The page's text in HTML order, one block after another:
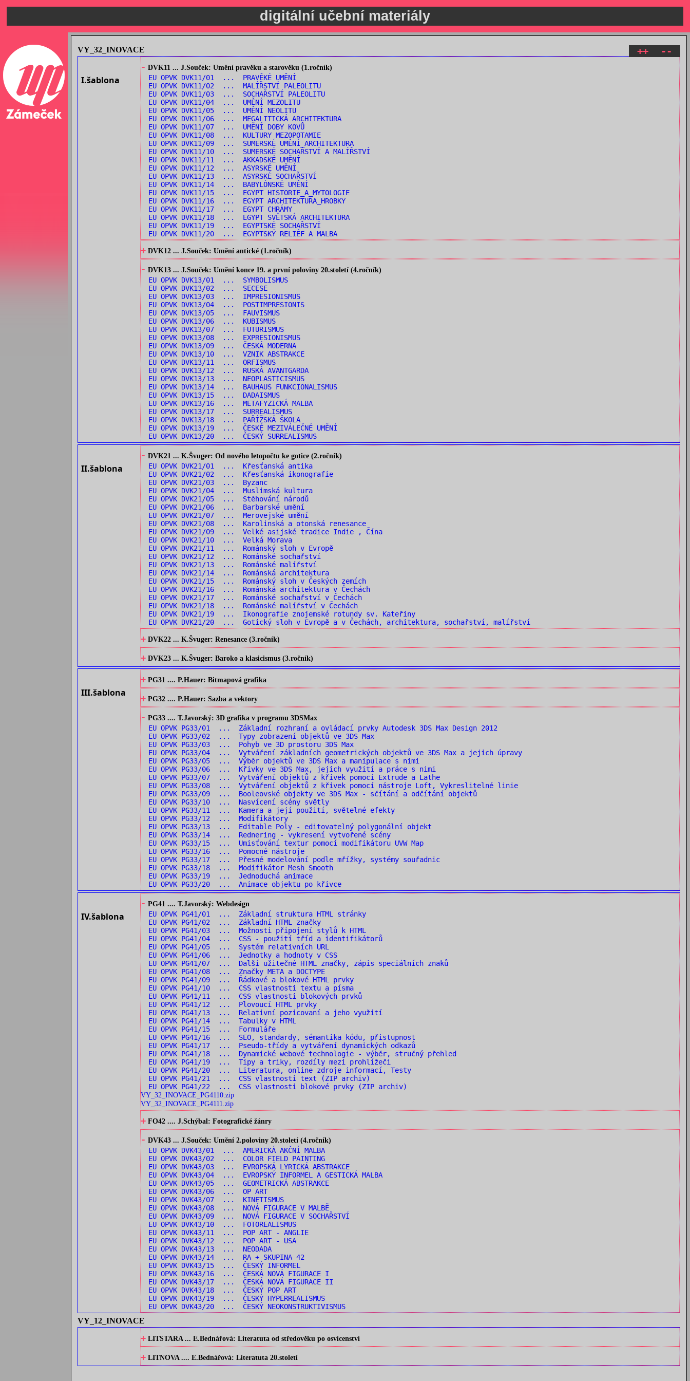
digitální učební materiály
++ --
VY_32_INOVACE
I.šablona
- DVK11 ... J.Souček: Umění pravěku a starověku (1.ročník)
EU OPVK DVK11/01 ... PRAVĚKÉ UMĚNÍ
EU OPVK DVK11/02 ... MALÍŘSTVÍ PALEOLITU
EU OPVK DVK11/03 ... SOCHAŘSTVÍ PALEOLITU
EU OPVK DVK11/04 ... UMĚNÍ MEZOLITU
EU OPVK DVK11/05 ... UMĚNÍ NEOLITU
EU OPVK DVK11/06 ... MEGALITICKÁ ARCHITEKTURA
EU OPVK DVK11/07 ... UMĚNÍ DOBY KOVŮ
EU OPVK DVK11/08 ... KULTURY MEZOPOTAMIE
EU OPVK DVK11/09 ... SUMERSKÉ UMĚNÍ_ARCHITEKTURA
EU OPVK DVK11/10 ... SUMERSKÉ SOCHAŘSTVÍ A MALÍŘSTVÍ
EU OPVK DVK11/11 ... AKKADSKÉ UMĚNÍ
EU OPVK DVK11/12 ... ASYRSKÉ UMĚNÍ
EU OPVK DVK11/13 ... ASYRSKÉ SOCHAŘSTVÍ
EU OPVK DVK11/14 ... BABYLÓNSKÉ UMĚNÍ
EU OPVK DVK11/15 ... EGYPT HISTORIE_A_MYTOLOGIE
EU OPVK DVK11/16 ... EGYPT ARCHITEKTURA_HROBKY
EU OPVK DVK11/17 ... EGYPT CHRÁMY
EU OPVK DVK11/18 ... EGYPT SVĚTSKÁ ARCHITEKTURA
EU OPVK DVK11/19 ... EGYPTSKÉ SOCHAŘSTVÍ
EU OPVK DVK11/20 ... EGYPTSKÝ RELIÉF A MALBA
+ DVK12 ... J.Souček: Umění antické (1.ročník)
- DVK13 ... J.Souček: Umění konce 19. a první poloviny 20.století (4.ročník)
EU OPVK DVK13/01 ... SYMBOLISMUS
EU OPVK DVK13/02 ... SECESE
EU OPVK DVK13/03 ... IMPRESIONISMUS
EU OPVK DVK13/04 ... POSTIMPRESIONIS
EU OPVK DVK13/05 ... FAUVISMUS
EU OPVK DVK13/06 ... KUBISMUS
EU OPVK DVK13/07 ... FUTURISMUS
EU OPVK DVK13/08 ... EXPRESIONISMUS
EU OPVK DVK13/09 ... ČESKÁ MODERNA
EU OPVK DVK13/10 ... VZNIK ABSTRAKCE
EU OPVK DVK13/11 ... ORFISMUS
EU OPVK DVK13/12 ... RUSKÁ AVANTGARDA
EU OPVK DVK13/13 ... NEOPLASTICISMUS
EU OPVK DVK13/14 ... BAUHAUS FUNKCIONALISMUS
EU OPVK DVK13/15 ... DADAISMUS
EU OPVK DVK13/16 ... METAFYZICKÁ MALBA
EU OPVK DVK13/17 ... SURREALISMUS
EU OPVK DVK13/18 ... PAŘÍŽSKÁ ŠKOLA
EU OPVK DVK13/19 ... ČESKÉ MEZIVÁLEČNÉ UMĚNÍ
EU OPVK DVK13/20 ... ČESKÝ SURREALISMUS
II.šablona
- DVK21 ... K.Švuger: Od nového letopočtu ke gotice (2.ročník)
EU OPVK DVK21/01 ... Křesťanská antika
EU OPVK DVK21/02 ... Křesťanská ikonografie
EU OPVK DVK21/03 ... Byzanc
EU OPVK DVK21/04 ... Muslimská kultura
EU OPVK DVK21/05 ... Stěhování národů
EU OPVK DVK21/06 ... Barbarské umění
EU OPVK DVK21/07 ... Merovejské umění
EU OPVK DVK21/08 ... Karolinská a otonská renesance
EU OPVK DVK21/09 ... Velké asijské tradice Indie , Čína
EU OPVK DVK21/10 ... Velká Morava
EU OPVK DVK21/11 ... Románský sloh v Evropě
EU OPVK DVK21/12 ... Románské sochařství
EU OPVK DVK21/13 ... Románské malířství
EU OPVK DVK21/14 ... Románská architektura
EU OPVK DVK21/15 ... Románský sloh v Českých zemích
EU OPVK DVK21/16 ... Románská architektura v Čechách
EU OPVK DVK21/17 ... Románské sochařství v Čechách
EU OPVK DVK21/18 ... Románské malířství v Čechách
EU OPVK DVK21/19 ... Ikonografie znojemské rotundy sv. Kateřiny
EU OPVK DVK21/20 ... Gotický sloh v Evropě a v Čechách, architektura, sochařství, malířství
+ DVK22 ... K.Švuger: Renesance (3.ročník)
+ DVK23 ... K.Švuger: Baroko a klasicismus (3.ročník)
III.šablona
+ PG31 .... P.Hauer: Bitmapová grafika
+ PG32 .... P.Hauer: Sazba a vektory
- PG33 .... T.Javorský: 3D grafika v programu 3DSMax
EU OPVK PG33/01 ... Základní rozhraní a ovládací prvky Autodesk 3DS Max Design 2012
EU OPVK PG33/02 ... Typy zobrazení objektů ve 3DS Max
EU OPVK PG33/03 ... Pohyb ve 3D prostoru 3DS Max
EU OPVK PG33/04 ... Vytváření základních geometrických objektů ve 3DS Max a jejich úpravy
EU OPVK PG33/05 ... Výběr objektů ve 3DS Max a manipulace s nimi
EU OPVK PG33/06 ... Křivky ve 3DS Max, jejich využití a práce s nimi
EU OPVK PG33/07 ... Vytváření objektů z křivek pomocí Extrude a Lathe
EU OPVK PG33/08 ... Vytváření objektů z křivek pomocí nástroje Loft, Vykreslitelné linie
EU OPVK PG33/09 ... Booleovské objekty ve 3DS Max - sčítání a odčítání objektů
EU OPVK PG33/10 ... Nasvícení scény světly
EU OPVK PG33/11 ... Kamera a její použití, světelné efekty
EU OPVK PG33/12 ... Modifikátory
EU OPVK PG33/13 ... Editable Poly - editovatelný polygonální objekt
EU OPVK PG33/14 ... Rednering - vykresení vytvořené scény
EU OPVK PG33/15 ... Umisťování textur pomocí modifikátoru UVW Map
EU OPVK PG33/16 ... Pomocné nástroje
EU OPVK PG33/17 ... Přesné modelování podle mřížky, systémy souřadnic
EU OPVK PG33/18 ... Modifikátor Mesh Smooth
EU OPVK PG33/19 ... Jednoduchá animace
EU OPVK PG33/20 ... Animace objektu po křivce
IV.šablona
- PG41 .... T.Javorský: Webdesign
EU OPVK PG41/01 ... Základní struktura HTML stránky
EU OPVK PG41/02 ... Základní HTML značky
EU OPVK PG41/03 ... Možnosti připojení stylů k HTML
EU OPVK PG41/04 ... CSS - použití tříd a identifikátorů
EU OPVK PG41/05 ... Systém relativních URL
EU OPVK PG41/06 ... Jednotky a hodnoty v CSS
EU OPVK PG41/07 ... Další užitečné HTML značky, zápis speciálních znaků
EU OPVK PG41/08 ... Značky META a DOCTYPE
EU OPVK PG41/09 ... Řádkové a blokové HTML prvky
EU OPVK PG41/10 ... CSS vlastnosti textu a písma
EU OPVK PG41/11 ... CSS vlastnosti blokových prvků
EU OPVK PG41/12 ... Plovoucí HTML prvky
EU OPVK PG41/13 ... Relativní pozicovaní a jeho využití
EU OPVK PG41/14 ... Tabulky v HTML
EU OPVK PG41/15 ... Formuláře
EU OPVK PG41/16 ... SEO, standardy, sémantika kódu, přistupnost
EU OPVK PG41/17 ... Pseudo-třídy a vytváření dynamických odkazů
EU OPVK PG41/18 ... Dynamické webové technologie - výběr, stručný přehled
EU OPVK PG41/19 ... Tipy a triky, rozdíly mezi prohlížeči
EU OPVK PG41/20 ... Literatura, online zdroje informací, Testy
EU OPVK PG41/21 ... CSS vlastnosti text (ZIP archiv)
EU OPVK PG41/22 ... CSS vlastnosti blokové prvky (ZIP archiv)
VY_32_INOVACE_PG4110.zip
VY_32_INOVACE_PG4111.zip
+ FO42 .... J.Schýbal: Fotografické žánry
- DVK43 ... J.Souček: Umění 2.poloviny 20.století (4.ročník)
EU OPVK DVK43/01 ... AMERICKÁ AKČNÍ MALBA
EU OPVK DVK43/02 ... COLOR FIELD PAINTING
EU OPVK DVK43/03 ... EVROPSKÁ LYRICKÁ ABSTRAKCE
EU OPVK DVK43/04 ... EVROPSKÝ INFORMEL A GESTICKÁ MALBA
EU OPVK DVK43/05 ... GEOMETRICKÁ ABSTRAKCE
EU OPVK DVK43/06 ... OP ART
EU OPVK DVK43/07 ... KINETISMUS
EU OPVK DVK43/08 ... NOVÁ FIGURACE V MALBĚ
EU OPVK DVK43/09 ... NOVÁ FIGURACE V SOCHAŘSTVÍ
EU OPVK DVK43/10 ... FOTOREALISMUS
EU OPVK DVK43/11 ... POP ART - ANGLIE
EU OPVK DVK43/12 ... POP ART - USA
EU OPVK DVK43/13 ... NEODADA
EU OPVK DVK43/14 ... RA + SKUPINA 42
EU OPVK DVK43/15 ... ČESKÝ INFORMEL
EU OPVK DVK43/16 ... ČESKÁ NOVÁ FIGURACE I
EU OPVK DVK43/17 ... ČESKÁ NOVÁ FIGURACE II
EU OPVK DVK43/18 ... ČESKÝ POP ART
EU OPVK DVK43/19 ... ČESKÝ HYPERREALISMUS
EU OPVK DVK43/20 ... ČESKÝ NEOKONSTRUKTIVISMUS
VY_12_INOVACE
+ LITSTARA ... E.Bednářová: Literatuta od středověku po osvícenství
+ LITNOVA .... E.Bednářová: Literatuta 20.století